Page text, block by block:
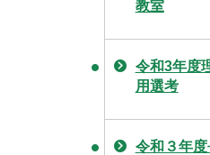
教室
令和3年度
用選考
令和３年